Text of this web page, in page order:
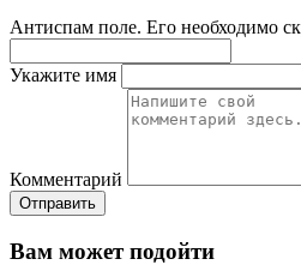
Антиспам поле. Его необходимо
Укажите имя
Комментарий
Отправить
Вам может подойти